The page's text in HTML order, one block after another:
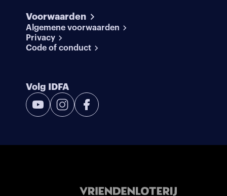
Voorwaarden
Algemene voorwaarden
Privacy
Code of conduct
Volg IDFA